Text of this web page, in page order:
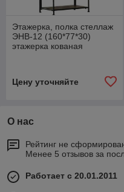
Этажерка, полка стеллаж
ЭНВ-12 (160*77*30)
этажерка кованая
Цену уточняйте
О нас
Рейтинг не
Менее 5 отзывов за
Работает с 20.01.2011